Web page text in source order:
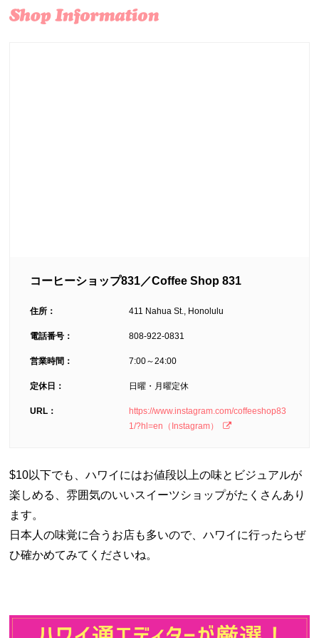
コーヒーショップ831／Coffee Shop 831
住所： 411 Nahua St., Honolulu
電話番号： 808-922-0831
営業時間： 7:00～24:00
定休日： 日曜・月曜定休
URL：
https://www.instagram.com/coffeeshop83
1/?hl=en（Instagram）
$10以下でも、ハワイにはお値段以上の味とビジュアルが
楽しめる、雰囲気のいいスイーツショップがたくさんあり
ます。
日本人の味覚に合うお店も多いので、ハワイに行ったらぜ
ひ確かめてみてくださいね。